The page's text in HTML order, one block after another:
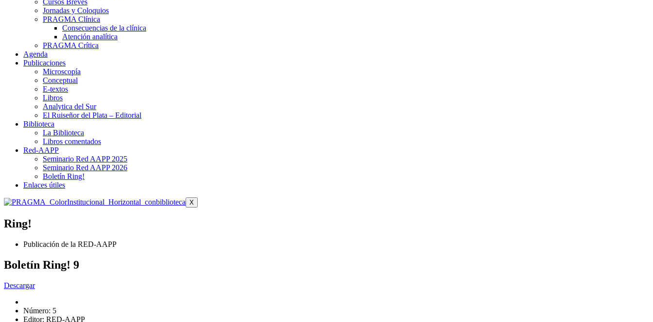
Jornadas y Coloquios
PRAGMA Clínica
Consecuencias de la clínica
Atención analítica
PRAGMA Crítica
Agenda
Publicaciones
Microscopía
Conceptual
E-textos
Libros
Analytica del Sur
El Ruiseñor del Plata – Editorial
Biblioteca
La Biblioteca
Libros comentados
Red-AAPP
Seminario Red AAPP 2025
Seminario Red AAPP 2026
Boletín Ring!
Enlaces útiles
X
Ring!
Publicación de la RED-AAPP
Boletín Ring! 9
Descargar
Número: 5
Editor: RED-AAPP